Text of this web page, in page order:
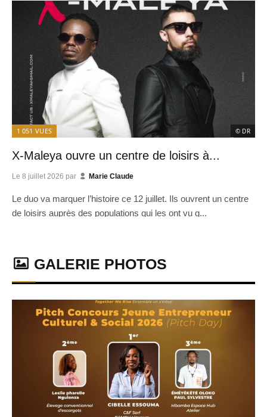
1 051 VUES © DR
X-Maleya ouvre un centre de loisirs à...
Le 8 juillet 2026 par Marie Claude
Le duo va marquer l’histoire ce 12 juillet. Ils ouvrent un centre
de loisirs auprès des populations qui les ont vu g...
GALERIE PHOTOS